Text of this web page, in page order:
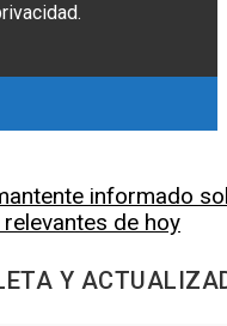
informado
de hoy
Y